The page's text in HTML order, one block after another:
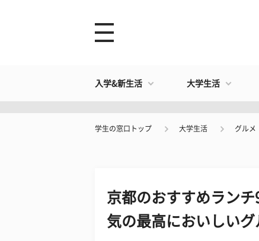
入学&新生活 大学生活
学生の窓口トップ 大学生活 グルメ
京都のおすすめラン
気の最高においしいグ